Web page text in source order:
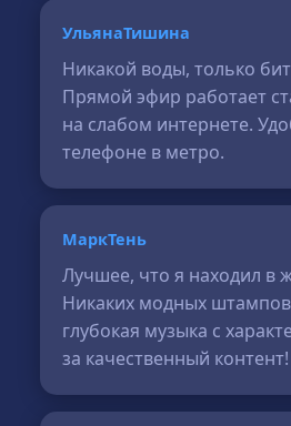
УльянаТишина
Никакой воды, только
Прямой эфир работает
на слабом интернете.
телефоне в метро.
МаркТень
Лучшее, что я находил в
Никаких модных
глубокая музыка с
за качественный контент!